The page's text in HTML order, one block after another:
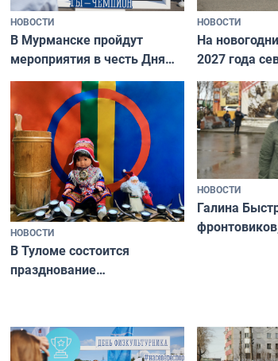
НОВОСТИ
В Мурманске пройдут
мероприятия в честь Дня
физкультурника
НОВОСТИ
На
2027 года
отдыхать 11
НОВОСТИ
В Туломе состоится
празднование
НОВОСТИ
Галина